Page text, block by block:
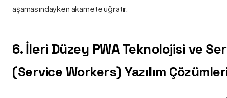
aşamasındayken akamete uğratır.
6. İleri Düzey PWA Teknolojisi ve
(Service Workers) Yazılım